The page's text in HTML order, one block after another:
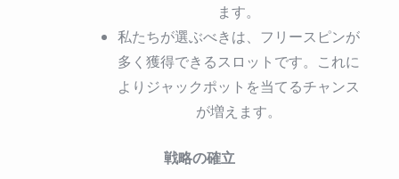
ます。
私たちが選ぶべきは、フリースピンが
多く獲得できるスロットです。これに
よりジャックポットを当てるチャンス
が増えます。
戦略の確立